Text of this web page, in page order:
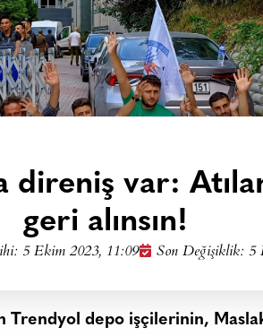
direniş var:
geri alınsın!
5 Ekim 2023, 11:09 Son Değişiklik: 5
Trendyol depo işçilerinin,